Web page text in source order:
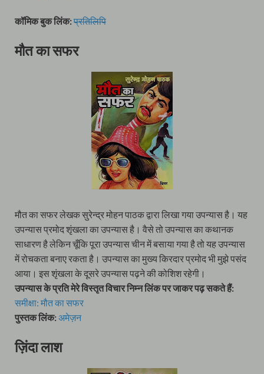
कॉमिक बुक लिंक:प्रतिलिपि
मौत का सफर
मौत का सफर लेखक सुरेन्द्र मोहन पाठक द्वारा लिखा गया उपन्यास है। यह
उपन्यास प्रमोद शृंखला का उपन्यास है। वैसे तो उपन्यास का कथानक
साधारण है लेकिन चूँकि पूरा उपन्यास चीन में बसाया गया है तो यह उपन्यास
में रोचकता बनाए रकता है। उपन्यास का मुख्य किरदार प्रमोद भी मुझे पसंद
आया। इस शृंखला के दूसरे उपन्यास पढ़ने की कोशिश रहेगी।
उपन्यास के प्रति मेरे विस्तृत विचार निम्न लिंक पर जाकर पढ़ सकते हैं:
समीक्षा: मौत का सफर
पुस्तक लिंक:अमेज़न
ज़िंदा लाश